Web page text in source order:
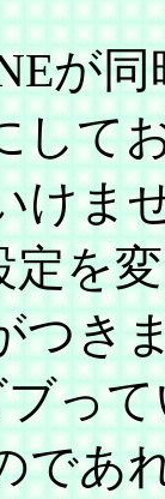
が同
して
けま
定を
つき
ブっ
であ